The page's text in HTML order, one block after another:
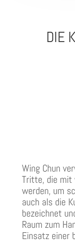
DIE
Wing Chun
Tritte, die mit
werden, um
auch als die
bezeichnet
Raum zum
Einsatz einer